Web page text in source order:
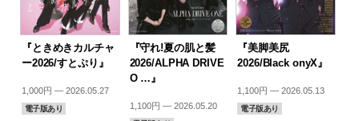
『ときめきカルチャ
ー2026/すとぷり』
1,000円 — 2026.05.27
電子版あり
『守れ!夏の肌と髪
2026/ALPHA DRIVE
O …』
1,100円 — 2026.05.20
『美脚美尻
2026/Black onyX』
1,100円 — 2026.05.13
電子版あり